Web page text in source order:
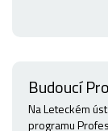
Budoucí
Na Leteckém
programu